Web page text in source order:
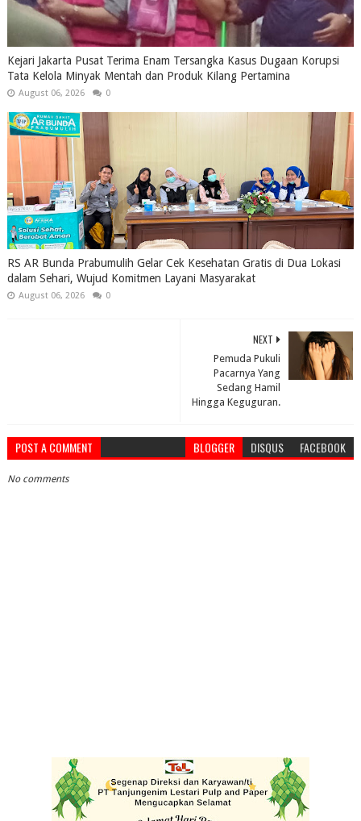
Kejari Jakarta Pusat Terima Enam Tersangka Kasus Dugaan Korupsi
Tata Kelola Minyak Mentah dan Produk Kilang Pertamina
August 06, 2026 0
RS AR Bunda Prabumulih Gelar Cek Kesehatan Gratis di Dua Lokasi
dalam Sehari, Wujud Komitmen Layani Masyarakat
August 06, 2026 0
NEXT
Pemuda Pukuli
Pacarnya Yang
Sedang Hamil
Hingga Keguguran.
POST A COMMENT BLOGGER DISQUS FACEBOOK
No comments